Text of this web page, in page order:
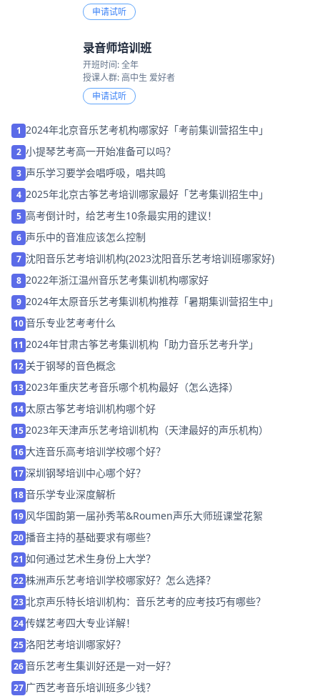
申请试听
录音师培训班
开班时间: 全年
授课人群: 高中生 爱好者
申请试听
1 2024年北京音乐艺考机构哪家好「考前集训营招生中」
2 小提琴艺考高一开始准备可以吗？
3 声乐学习要学会唱呼吸，唱共鸣
4 2025年北京古筝艺考培训哪家最好「艺考集训招生中」
5 高考倒计时，给艺考生10条最实用的建议！
6 声乐中的音准应该怎么控制
7 沈阳音乐艺考培训机构(2023沈阳音乐艺考培训班哪家好)
8 2022年浙江温州音乐艺考集训机构哪家好
9 2024年太原音乐艺考集训机构推荐「暑期集训营招生中」
10音乐专业艺考考什么
11 2024年甘肃古筝艺考集训机构「助力音乐艺考升学」
12 关于钢琴的音色概念
13 2023年重庆艺考音乐哪个机构最好（怎么选择）
14太原古筝艺考培训机构哪个好
15 2023年天津声乐艺考培训机构（天津最好的声乐机构）
16大连音乐高考培训学校哪个好？
17深圳钢琴培训中心哪个好？
18音乐学专业深度解析
19 风华国韵第一届孙秀苇&Roumen声乐大师班课堂花絮
20播音主持的基础要求有哪些？
21 如何通过艺术生身份上大学？
22株洲声乐艺考培训学校哪家好？怎么选择？
23 北京声乐特长培训机构：音乐艺考的应考技巧有哪些？
24传媒艺考四大专业详解！
25 洛阳艺考培训哪家好？
26音乐艺考生集训好还是一对一好？
27 广西艺考音乐培训班多少钱？